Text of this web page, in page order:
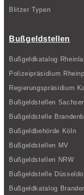
Blitzer Typen
Bußgeldstellen
Bußgeldkatalog
Polizeipräsidium
Regierungspräsidium
Bußgeldstellen
Bußgeldstelle
Bußgeldbehörde Köln
Bußgeldstellen MV
Bußgeldstellen NRW
Bußgeldstelle
Bußgeldkatalog